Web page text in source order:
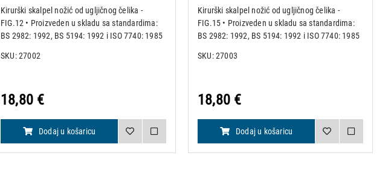
Kirurški skalpel nožić od ugljičnog čelika -
FIG.12 • Proizveden u skladu sa standardima:
BS 2982: 1992, BS 5194: 1992 i ISO 7740: 1985
Nožići su obilježeni i pojedinačno upakirani u
SKU: 27002
18,80 €
Dodaj u košaricu
Kirurški skalpel nožić od ugljičnog čelika -
FIG.15 • Proizveden u skladu sa standardima:
BS 2982: 1992, BS 5194: 1992 i ISO 7740: 1985
Nožići su obilježeni i pojedinačno upakirani u
SKU: 27003
18,80 €
Dodaj u košaricu